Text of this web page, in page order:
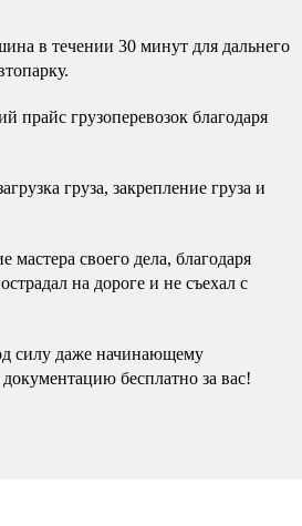
в течении 30 минут для дальнего
грузоперевозок благодаря
груза, закрепление груза и
своего дела, благодаря
на дороге и не съехал с
силу даже начинающему
бесплатно за вас!